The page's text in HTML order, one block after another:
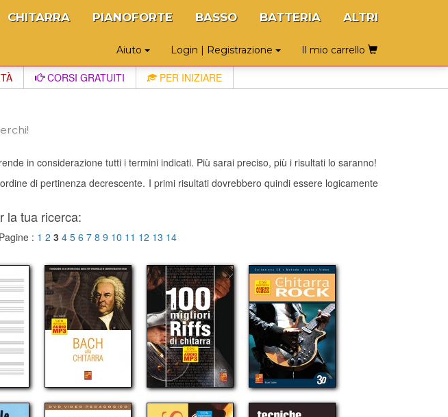
CHITARRA PIANOFORTE BASSO BATTERIA ALTRI
Aiuto Login | Registrazione Il mio carrello
CORSI GRATUITI PER INIZIARE
in considerazione tutti i termini indicati. Più sarai preciso, più i risultati lo saranno!
di pertinenza decrescente. I primi risultati dovrebbero quindi essere logicamente
la tua ricerca:
Pagine : 1 2 3 4 5 6 7 8 9 10 11 12 13 14